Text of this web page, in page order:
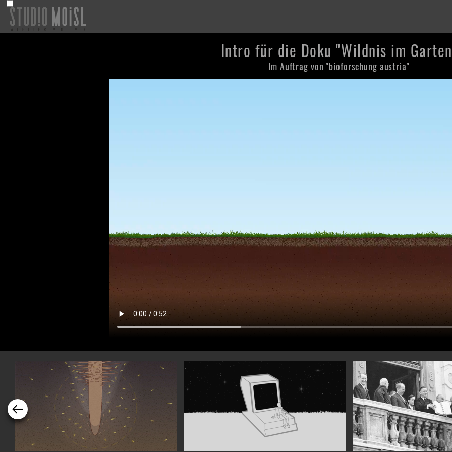
Intro für die Doku "Wildnis im
Im Auftrag von "bioforschung austria"